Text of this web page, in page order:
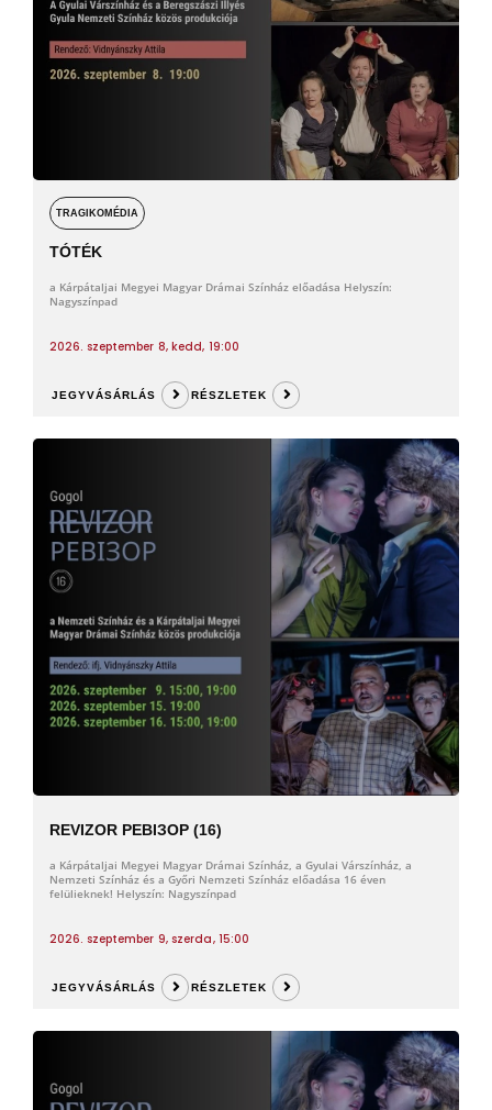
TRAGIKOMÉDIA
TÓTÉK
a Kárpátaljai Megyei Magyar Drámai Színház előadása Helyszín:
Nagyszínpad
2026. szeptember 8, kedd, 19:00
JEGYVÁSÁRLÁS RÉSZLETEK
REVIZOR РЕВІЗОР (16)
a Kárpátaljai Megyei Magyar Drámai Színház, a Gyulai Várszínház, a
Nemzeti Színház és a Győri Nemzeti Színház előadása 16 éven
felülieknek! Helyszín: Nagyszínpad
2026. szeptember 9, szerda, 15:00
JEGYVÁSÁRLÁS RÉSZLETEK